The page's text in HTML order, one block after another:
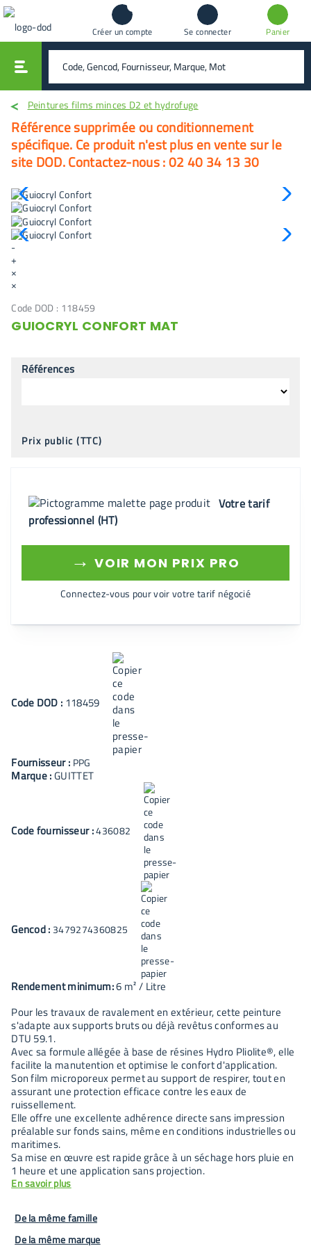
Créer un compte Se connecter Panier
rechercher
Peintures films minces D2 et hydrofuge
Référence supprimée ou conditionnement
spécifique. Ce produit n'est plus en vente sur le
site DOD. Contactez-nous : 02 40 34 13 30
-
+
×
×
Code DOD : 118459
GUIOCRYL CONFORT MAT
Références
Prix public (TTC)
Votre tarif
professionnel (HT)
→ VOIR MON PRIX PRO
Connectez-vous pour voir votre tarif négocié
Code DOD : 118459
Fournisseur : PPG
Marque :GUITTET
Code fournisseur :436082
Gencod : 3479274360825
Rendement minimum:6 m² / Litre
Pour les travaux de ravalement en extérieur, cette peinture
s'adapte aux supports bruts ou déjà revêtus conformes au
DTU 59.1.
Avec sa formule allégée à base de résines Hydro Pliolite®, elle
facilite la manutention et optimise le confort d'application.
Son film microporeux permet au support de respirer, tout en
assurant une protection efficace contre les eaux de
ruissellement.
Elle offre une excellente adhérence directe sans impression
préalable sur fonds sains, même en conditions industrielles ou
maritimes.
Sa mise en œuvre est rapide grâce à un séchage hors pluie en
1 heure et une application sans projection.
En savoir plus
De la même famille
De la même marque